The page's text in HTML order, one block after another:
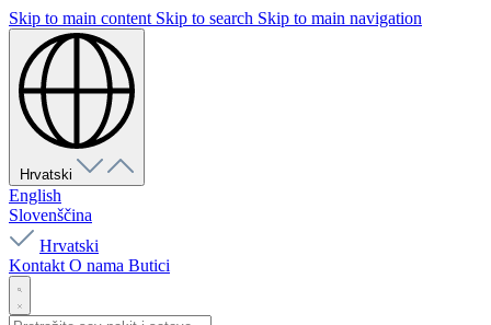
Skip to main content Skip to search Skip to main navigation
Hrvatski
English
Slovenščina
Hrvatski
Kontakt O nama Butici